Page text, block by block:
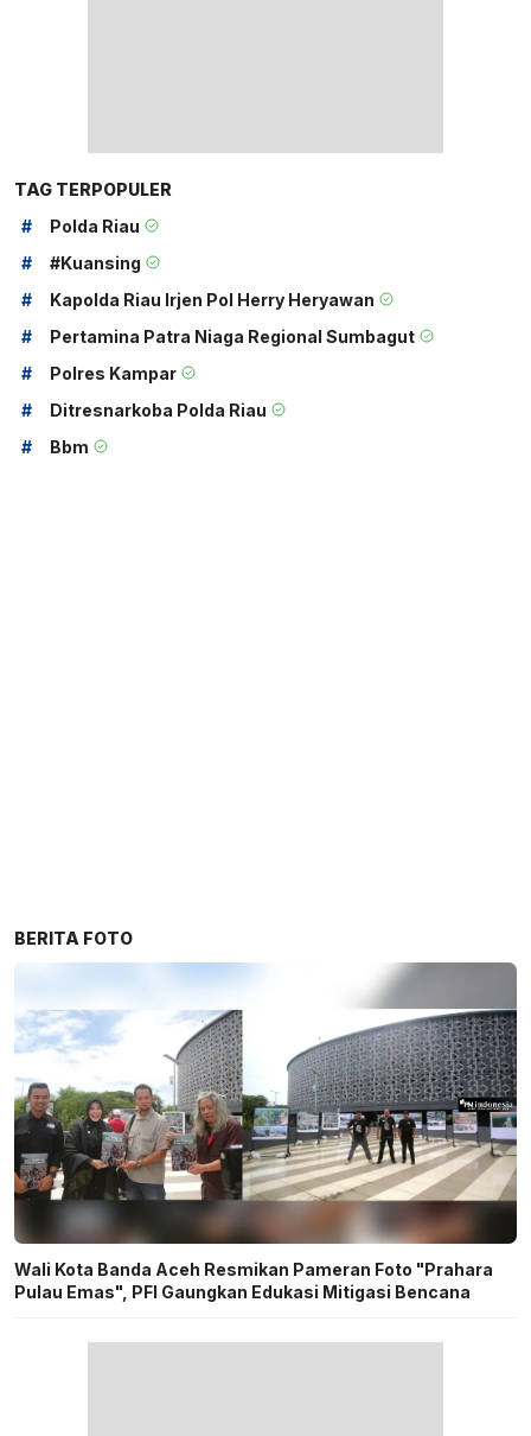
TAG TERPOPULER
#
Polda Riau
#
#kuansing
#
Kapolda Riau Irjen Pol Herry Heryawan
#
Pertamina Patra Niaga Regional Sumbagut
#
Polres Kampar
#
Ditresnarkoba Polda Riau
#
Bbm
BERITA FOTO
Wali Kota Banda Aceh Resmikan Pameran Foto "Prahara
Pulau Emas", PFI Gaungkan Edukasi Mitigasi Bencana